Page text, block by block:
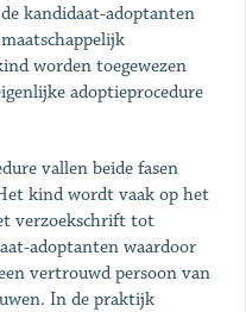
kandidaat-adoptanten
worden toegewezen
adoptieprocedure
vallen beide fasen
kind wordt vaak op het
verzoekschrift tot
adoptanten waardoor
vertrouwd persoon van
In de praktijk